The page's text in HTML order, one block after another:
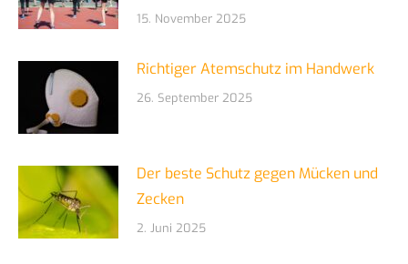
15. November 2025
Richtiger Atemschutz im Handwerk
26. September 2025
Der beste Schutz gegen Mücken und
Zecken
2. Juni 2025